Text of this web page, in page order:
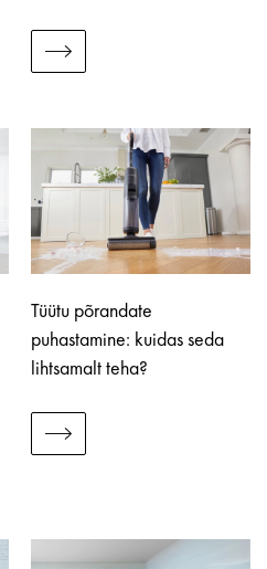
Tüütu põrandate
puhastamine: kuidas seda
lihtsamalt teha?